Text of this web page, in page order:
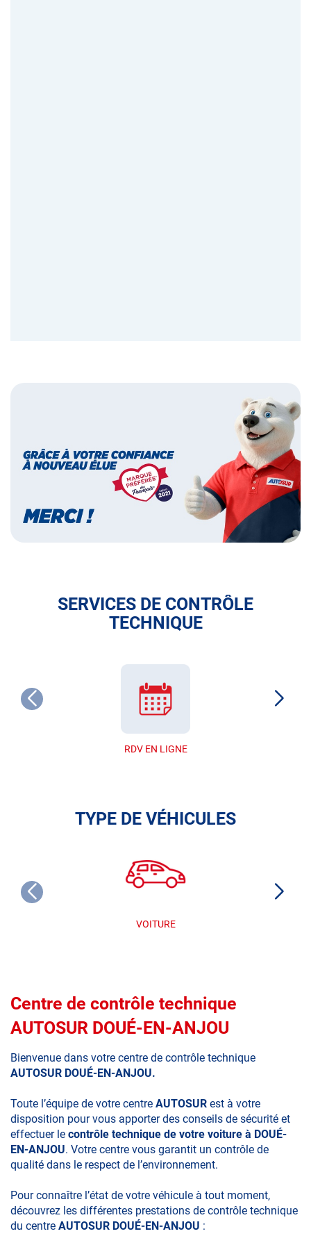
français
SERVICES DE CONTRÔLE
TECHNIQUE
RDV EN LIGNE
TYPE DE VÉHICULES
VOITURE
Centre de contrôle technique
AUTOSUR DOUÉ-EN-ANJOU
Bienvenue dans votre centre de contrôle technique
AUTOSUR DOUÉ-EN-ANJOU.
Toute l’équipe de votre centre AUTOSUR est à votre
disposition pour vous apporter des conseils de sécurité et
effectuer le contrôle technique de votre voiture à DOUÉ-
EN-ANJOU. Votre centre vous garantit un contrôle de
qualité dans le respect de l’environnement.
Pour connaître l’état de votre véhicule à tout moment,
découvrez les différentes prestations de contrôle technique
du centre AUTOSUR DOUÉ-EN-ANJOU :